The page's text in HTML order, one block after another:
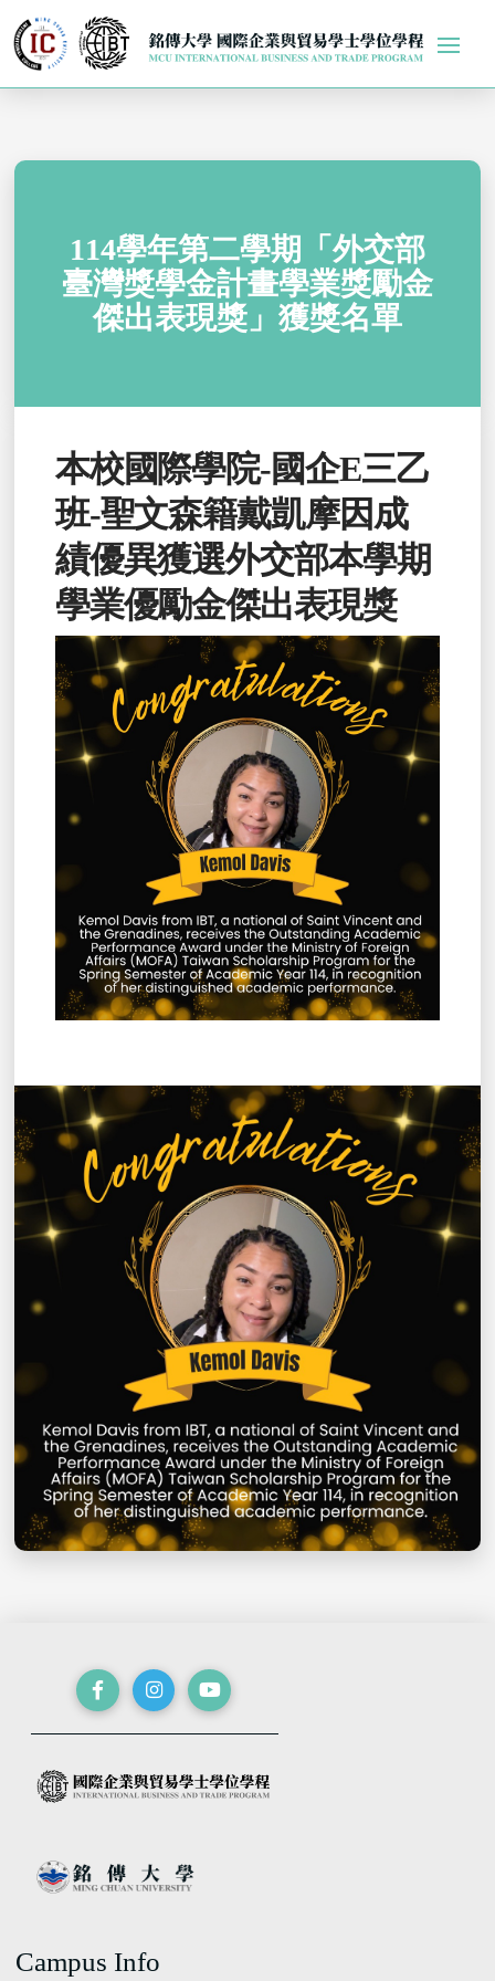
114學年第二學期「外交部
臺灣獎學金計畫學業獎勵金
傑出表現獎」獲獎名單
本校國際學院-國企E三乙
班-聖文森籍戴凱摩因成
績優異獲選外交部本學期
學業優勵金傑出表現獎
Campus Info